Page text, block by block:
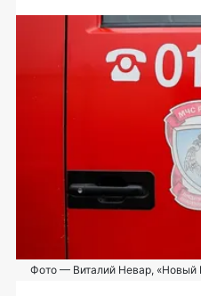
Фото — Виталий Невар, «Новый